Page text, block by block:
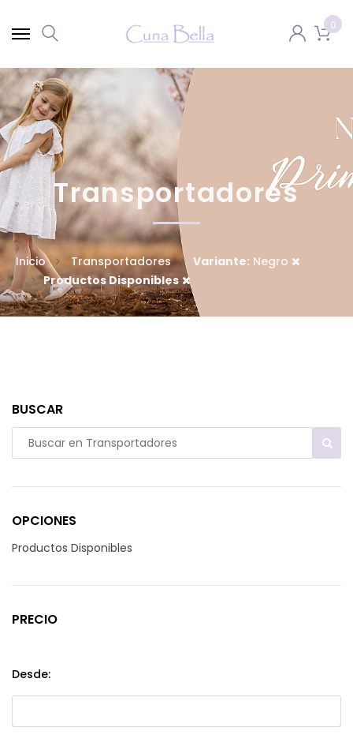
0
Transportadores
Inicio Transportadores Variante: Negro
Productos Disponibles
BUSCAR
OPCIONES
Productos Disponibles
PRECIO
Desde: